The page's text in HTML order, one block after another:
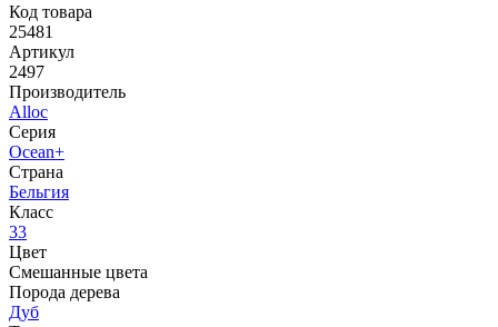
Код товара
25481
Артикул
2497
Производитель
Alloc
Серия
Ocean+
Страна
Бельгия
Класс
33
Цвет
Смешанные цвета
Порода дерева
Дуб